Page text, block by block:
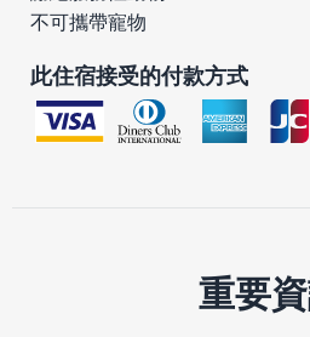
不可攜帶寵物
此住宿接受的付款方式
重要